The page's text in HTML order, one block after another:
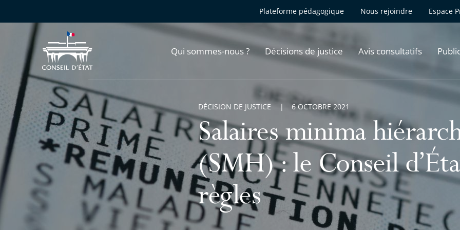
Plateforme pédagogique Nous rejoindre Espace
Qui sommes-nous ? Décisions de justice Avis consultatifs
Salaires minima
(SMH) : le Conseil
règles
DÉCISION DE JUSTICE 6 OCTOBRE 2021